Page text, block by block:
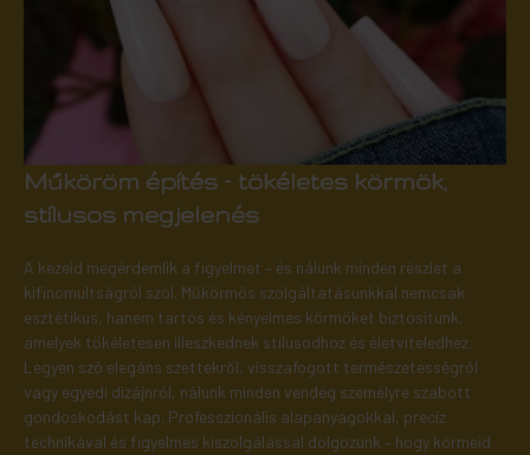
Műköröm építés – tökéletes körmök,
stílusos megjelenés
A kezeid megérdemlik a figyelmet – és nálunk minden részlet a
kifinomultságról szól. Műkörmös szolgáltatásunkkal nemcsak
esztétikus, hanem tartós és kényelmes körmöket biztosítunk,
amelyek tökéletesen illeszkednek stílusodhoz és életviteledhez.
Legyen szó elegáns szettekről, visszafogott természetességről
vagy egyedi dizájnról, nálunk minden vendég személyre szabott
gondoskodást kap. Professzionális alapanyagokkal, precíz
technikával és figyelmes kiszolgálással dolgozunk – hogy körmeid